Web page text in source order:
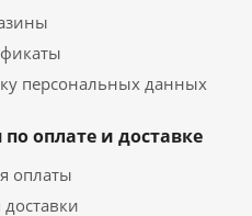
персональных данных
оплате и доставке
оплаты